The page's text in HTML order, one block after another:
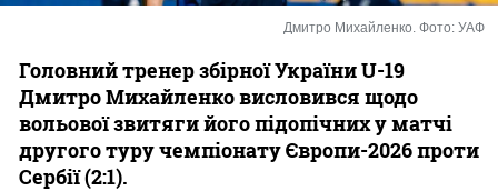
Дмитро Михайленко. Фото: УАФ
Головний тренер збірної України U-19
Дмитро Михайленко висловився щодо
вольової звитяги його підопічних у матчі
другого туру чемпіонату Європи-2026 проти
Сербії (2:1).